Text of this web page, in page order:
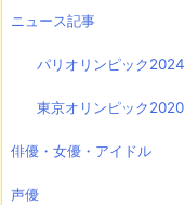
ニュース記事
パリオリンピック2024
東京オリンピック2020
俳優・女優・アイドル
声優